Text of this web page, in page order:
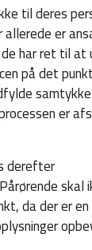
til deres
er
de har ret til
på det
er
derefter
skal
da der er